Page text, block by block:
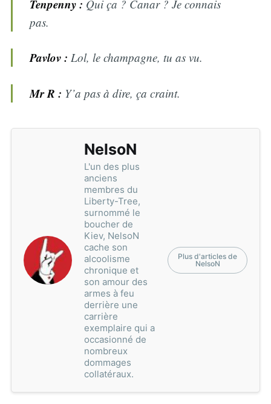
Tenpenny : Qui ça ? Canar ? Je connais
pas.
Pavlov : Lol, le champagne, tu as vu.
Mr R : Y’a pas à dire, ça craint.
NelsoN
L'un des plus
anciens
membres du
Liberty-Tree,
surnommé le
boucher de
Kiev, NelsoN
cache son
alcoolisme
chronique et
son amour des
armes à feu
derrière une
carrière
exemplaire qui a
occasionné de
nombreux
dommages
collatéraux.
Plus d'articles de
NelsoN